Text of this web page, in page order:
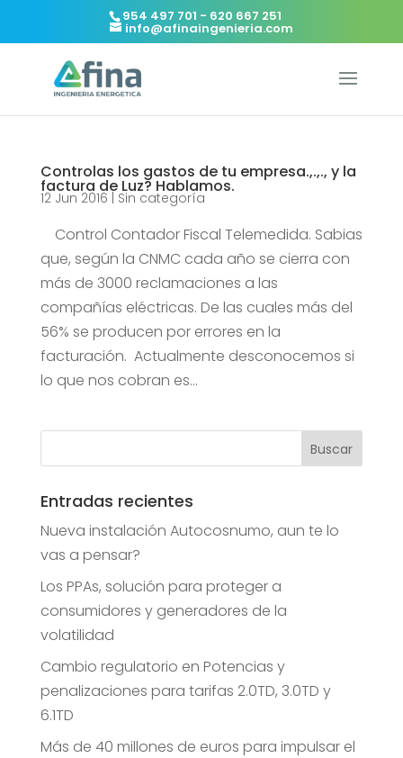
954 497 701 - 620 667 251
info@afinaingenieria.com
Controlas los gastos de tu empresa.,.,., y la
factura de Luz? Hablamos.
12 Jun 2016 Sin categoría
Control Contador Fiscal Telemedida. Sabias
que, según la CNMC cada año se cierra con
más de 3000 reclamaciones a las
compañías eléctricas. De las cuales más del
56% se producen por errores en la
facturación. Actualmente desconocemos si
lo que nos cobran es...
Entradas recientes
Nueva instalación Autocosnumo, aun te lo
vas a pensar?
Los PPAs, solución para proteger a
consumidores y generadores de la
volatilidad
Cambio regulatorio en Potencias y
penalizaciones para tarifas 2.0TD, 3.0TD y
6.1TD
Más de 40 millones de euros para impulsar el